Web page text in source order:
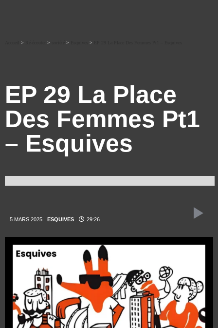
> > > >
EP 29 La Place
Des Femmes Pt1
– Esquives
5 MARS 2025 ESQUIVES 29:26